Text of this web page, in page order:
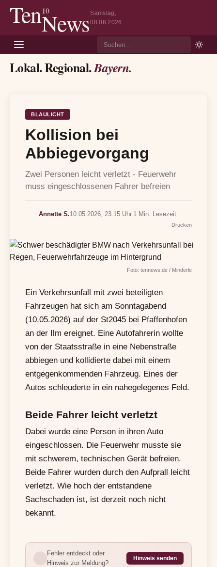
Ten10
NewsSamstag,
08.08.2026
Lokal. Regional.Bayern.
BLAULICHT
Kollision bei
Abbiegevorgang
Zwei Personen leicht verletzt - Feuerwehr
muss eingeschlossenen Fahrer befreien
Annette S.10.05.2026, 23:15 Uhr 1 Min. Lesezeit
Drucken
Foto: tennews.de / Minderle
Ein Verkehrsunfall mit zwei beteiligten
Fahrzeugen hat sich am Sonntagabend
(10.05.2026) auf der St2045 bei Pfaffenhofen
an der Ilm ereignet. Eine Autofahrerin wollte
von der Staatsstraße in eine Nebenstraße
abbiegen und kollidierte dabei mit einem
entgegenkommenden Fahrzeug. Eines der
Autos schleuderte in ein nahegelegenes Feld.
Beide Fahrer leicht verletzt
Dabei wurde eine Person in ihren Auto
eingeschlossen. Die Feuerwehr musste sie
mit schwerem, technischen Gerät befreien.
Beide Fahrer wurden durch den Aufprall leicht
verletzt. Wie hoch der entstandene
Sachschaden ist, ist derzeit noch nicht
bekannt.
Fehler entdeckt oder
Hinweis zur Meldung?
Hinweis senden